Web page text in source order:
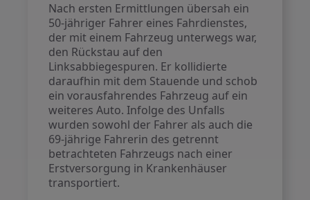
Nach ersten Ermittlungen übersah ein
50-jähriger Fahrer eines Fahrdienstes,
der mit einem Fahrzeug unterwegs war,
den Rückstau auf den
Linksabbiegespuren. Er kollidierte
daraufhin mit dem Stauende und schob
ein vorausfahrendes Fahrzeug auf ein
weiteres Auto. Infolge des Unfalls
wurden sowohl der Fahrer als auch die
69-jährige Fahrerin des getrennt
betrachteten Fahrzeugs nach einer
Erstversorgung in Krankenhäuser
transportiert.